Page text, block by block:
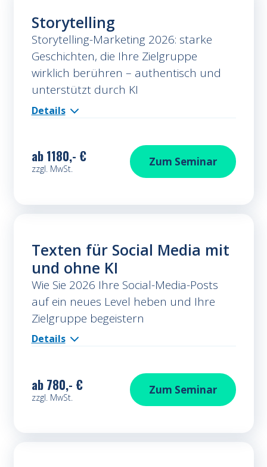
Storytelling
Storytelling-Marketing 2026: starke
Geschichten, die Ihre Zielgruppe
wirklich berühren – authentisch und
unterstützt durch KI
Details
ab1180,- €
zzgl. MwSt.
Zum Storytelling
Seminar
Texten für Social Media mit
und ohne KI
Wie Sie 2026 Ihre Social-Media-Posts
auf ein neues Level heben und Ihre
Zielgruppe begeistern
Details
ab780,- €
zzgl. MwSt.
Zum Texten für Social
Seminar